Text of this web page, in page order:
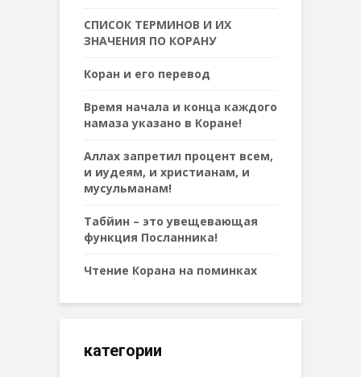
СПИСОК ТЕРМИНОВ И ИХ
ЗНАЧЕНИЯ ПО КОРАНУ
Коран и его перевод
Время начала и конца каждого
намаза указано в Коране!
Аллах запретил процент всем,
и иудеям, и христианам, и
мусульманам!
Табйин – это увещевающая
функция Посланника!
Чтение Корана на поминках
категории